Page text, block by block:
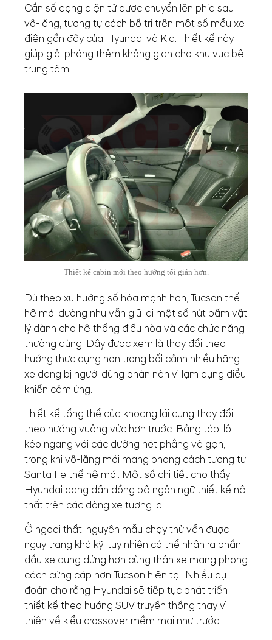
Cần số dạng điện tử được chuyển lên phía sau
vô-lăng, tương tự cách bố trí trên một số mẫu xe
điện gần đây của Hyundai và Kia. Thiết kế này
giúp giải phóng thêm không gian cho khu vực bệ
trung tâm.
Thiết kế cabin mới theo hướng tối giản hơn.
Dù theo xu hướng số hóa mạnh hơn, Tucson thế
hệ mới dường như vẫn giữ lại một số nút bấm vật
lý dành cho hệ thống điều hòa và các chức năng
thường dùng. Đây được xem là thay đổi theo
hướng thực dụng hơn trong bối cảnh nhiều hãng
xe đang bị người dùng phàn nàn vì lạm dụng điều
khiển cảm ứng.
Thiết kế tổng thể của khoang lái cũng thay đổi
theo hướng vuông vức hơn trước. Bảng táp-lô
kéo ngang với các đường nét phẳng và gọn,
trong khi vô-lăng mới mang phong cách tương tự
Santa Fe thế hệ mới. Một số chi tiết cho thấy
Hyundai đang dần đồng bộ ngôn ngữ thiết kế nội
thất trên các dòng xe tương lai.
Ở ngoại thất, nguyên mẫu chạy thử vẫn được
ngụy trang khá kỹ, tuy nhiên có thể nhận ra phần
đầu xe dựng đứng hơn cùng thân xe mang phong
cách cứng cáp hơn Tucson hiện tại. Nhiều dự
đoán cho rằng Hyundai sẽ tiếp tục phát triển
thiết kế theo hướng SUV truyền thống thay vì
thiên về kiểu crossover mềm mại như trước.